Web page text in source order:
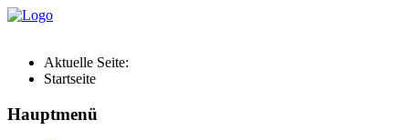
Aktuelle Seite:
Startseite
Hauptmenü